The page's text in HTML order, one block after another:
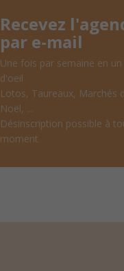
Recevez
par e-mail
Une fois par semaine en
d'oeil
Lotos, Taureaux, Marchés
Noël, ...
Désinscription possible à
moment